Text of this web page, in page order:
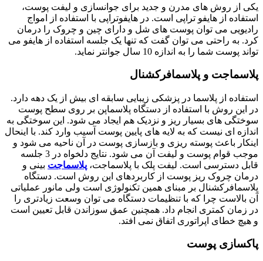
یکی از روش های مدرن و جدید برای جوانسازی و لیفت پوست،
استفاده از هایفو تراپی است. در هایفوتراپی با استفاده از امواج
رادیویی می توان پوست های شل و دارای چین و چروک را درمان
کرد. به راحتی می توان گفت که تنها یک جلسه استفاده از هایفو می
تواند پوست شما را به اندازه 10 سال جوانتر نماید.
پلاسماجت و پلاسمافرکشنال
استفاده از پلاسما در پزشکی زیبایی سابقه ای بیش از یک دهه دارد.
در این روش با استفاده از دستگاه پلاسماپن بر روی سطح پوست
سوختگی های بسیار ریز و نزدیک هم ایجاد می شود. این سوختگی به
اندازه ای نیست که به لایه های پایین پوست آسیب وارد کند. با اینحال
اینکار باعث پوسته ریزی و بازسازی پوست در آن ناحیه می شود و
موجب قوام پوست و لیفت آن می شود. نتایج دلخواه در 3 جلسه
قابل دسترسی است. لیفت پلک با پلاسماجت، پلاسماجت بینی و
درمان چروک ریز پوست از کاربردهای این روش است. دستگاه
پلاسمافرکشنال بر مبنای همین تکنولوژی است ولی مانور عملیاتی
آن بالاست چرا که با تنظیمات دستگاه می توان وسعت زیادتری را
در زمان کمتری انجام داد. همچنین عمق سوزاندن قابل تعیین است
و هیچ خطای اپراتوری اتفاق نمی افتد.
پاکسازی پوست